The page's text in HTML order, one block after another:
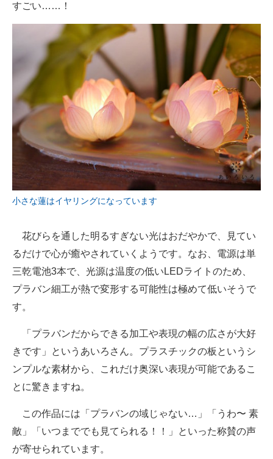
すごい……！
小さな蓮はイヤリングになっています
花びらを通した明るすぎない光はおだやかで、見てい
るだけで心が癒やされていくようです。なお、電源は単
三乾電池3本で、光源は温度の低いLEDライトのため、
プラバン細工が熱で変形する可能性は極めて低いそうで
す。
「プラバンだからできる加工や表現の幅の広さが大好
きです」というあいろさん。プラスチックの板というシ
ンプルな素材から、これだけ奥深い表現が可能であるこ
とに驚きますね。
この作品には「プラバンの域じゃない…」「うわ〜 素
敵」「いつまででも見てられる！！」といった称賛の声
が寄せられています。